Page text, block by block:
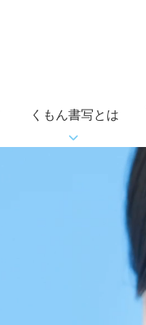
くもん書写とは